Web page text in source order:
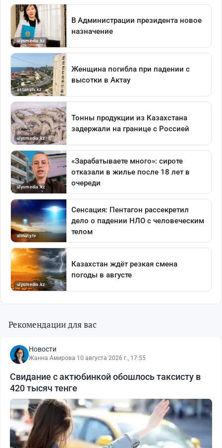
Рекомендации для вас
Новости
Жанна Амирова·10 августа 2026 г., 17:55
Свидание с актюбинкой обошлось таксисту в
420 тысяч тенге